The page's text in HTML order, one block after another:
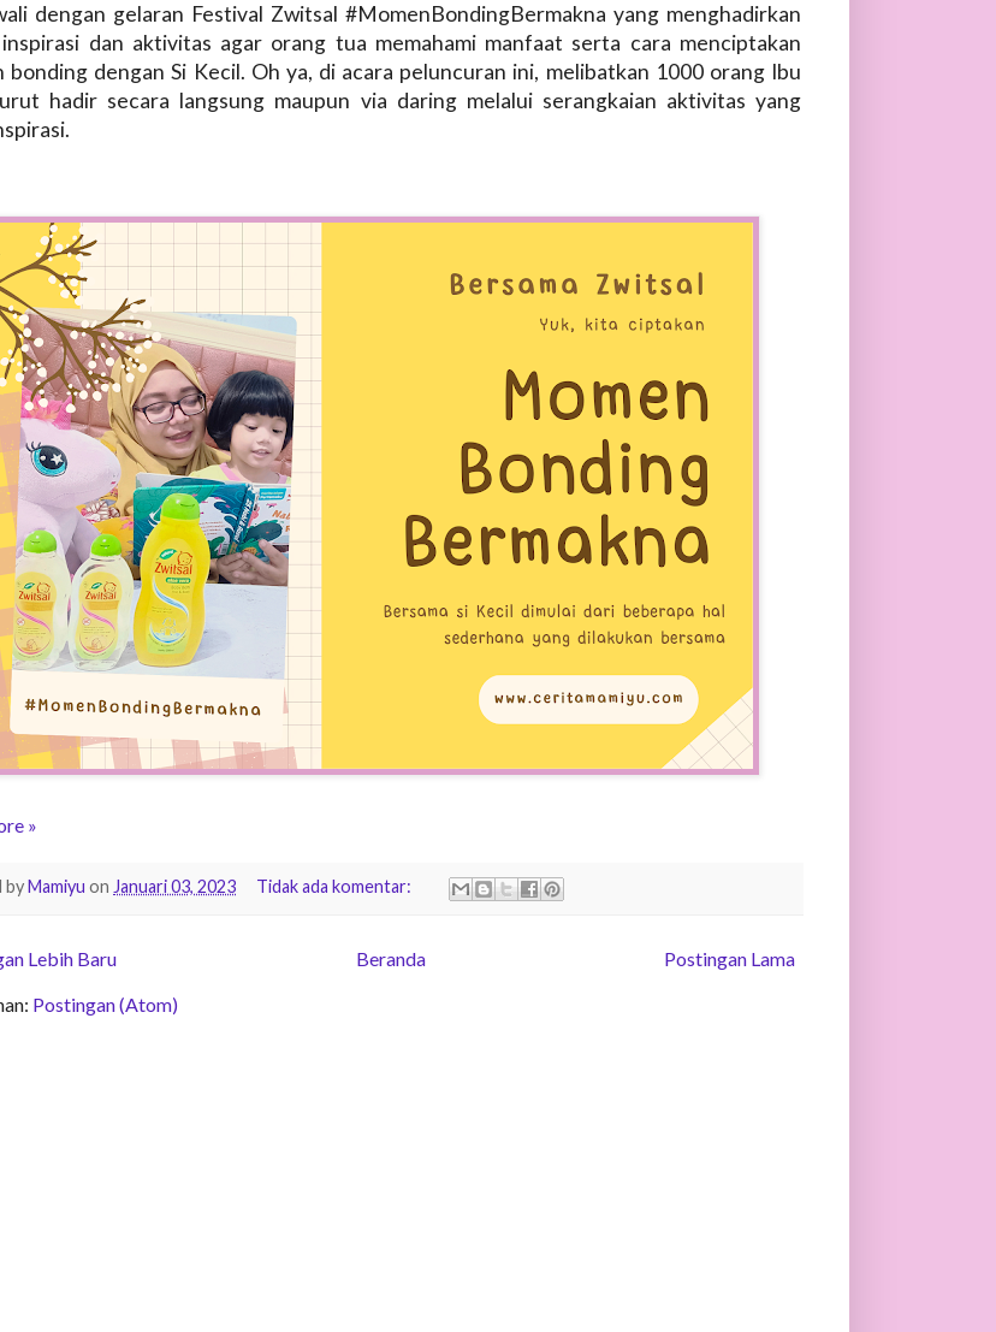
dengan gelaran Festival Zwitsal #MomenBondingBermakna yang menghadirkan
dan aktivitas agar orang tua memahami manfaat serta cara menciptakan
bonding dengan Si Kecil. Oh ya, di acara peluncuran ini, melibatkan 1000 orang Ibu
hadir secara langsung maupun via daring melalui serangkaian aktivitas yang
»
by Mamiyu on Januari 03, 2023 Tidak ada komentar:
Lebih Baru Postingan Lama
Beranda
Postingan (Atom)